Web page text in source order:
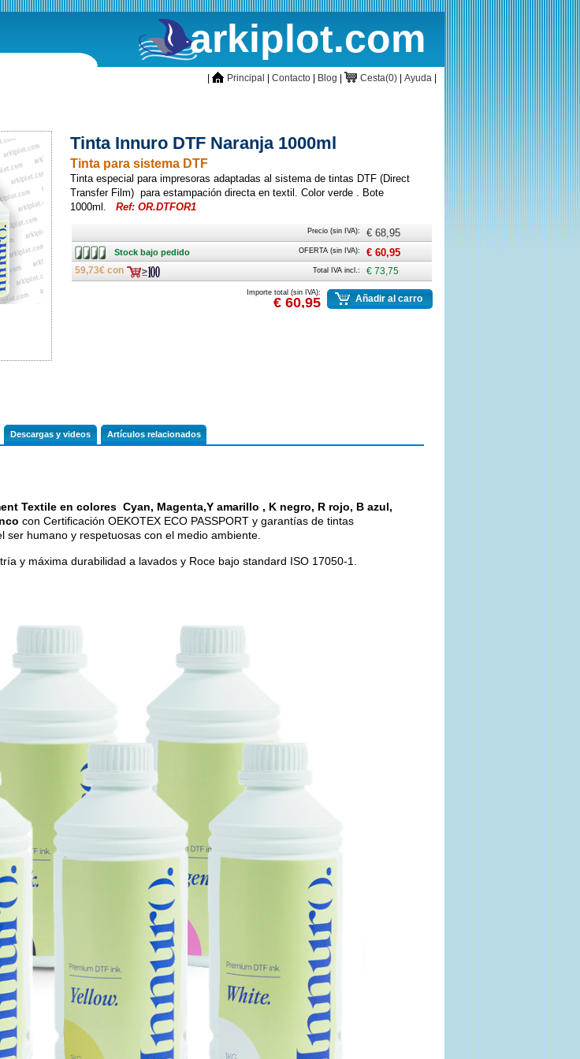
arkiplot.com
inicioPrincipal Contacto Blog CestaCesta(0) Ayuda
Tinta Innuro DTF Naranja 1000ml
Tinta para sistema DTF
Tinta especial para impresoras adaptadas al sistema de tintas DTF (Direct
Transfer Film) para estampación directa en textil. Color verde . Bote
1000ml.
Ref: OR.DTFOR1
Precio (sin IVA): € 68,95
Stock
bajo
pedido
Stock bajo pedido OFERTA (sin IVA): € 60,95
59,73€ con Total IVA incl.: € 73,75
Importe total (sin IVA):
€ 60,95 Añadir al carro
Descargas y videos Artículos relacionados
Textile en colores Cyan, Magenta,Y amarillo , K negro, R rojo, B azul,
con Certificación OEKOTEX ECO PASSPORT y garantías de tintas
ser humano y respetuosas con el medio ambiente.
y máxima durabilidad a lavados y Roce bajo standard ISO 17050-1.